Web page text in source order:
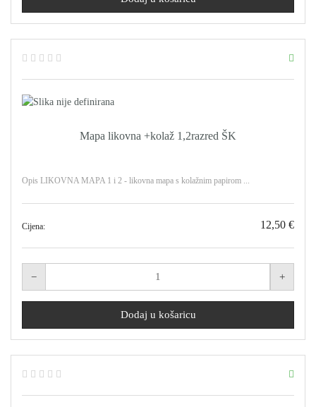
Mapa likovna +kolaž 1,2razred ŠK
Opis LIKOVNA MAPA 1 i 2 - likovna mapa s kolažnim papirom ...
Cijena: 12,50 €